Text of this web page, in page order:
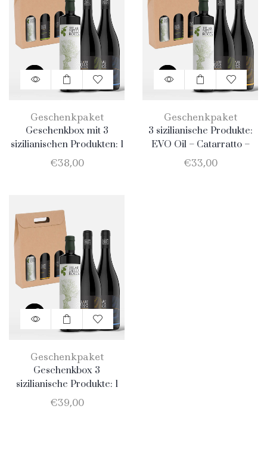
Geschenkpaket
Geschenkbox mit 3
sizilianischen Produkten: 1
Flasche Natives Olivenöl
€38,00
Geschenkpaket
3 sizilianische Produkte:
EVO Oil – Catarratto –
Merlot
€33,00
Geschenkpaket
Geschenkbox 3
sizilianische Produkte: 1
Natives Olivenöl Extra
BIO von 0,75 l; 1 Merlot
€39,00